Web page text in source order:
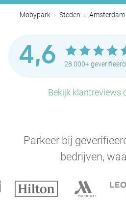
Mobypark Steden Amsterdam
4,6 28.000+
Bekijk klantreviews
Parkeer bij
bedrijven,
P
P